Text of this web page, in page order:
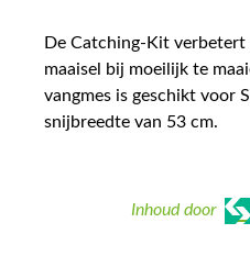
De Catching-Kit
maaisel bij moeilijk te
vangmes is geschikt voor
snijbreedte van 53 cm.
Inhoud door